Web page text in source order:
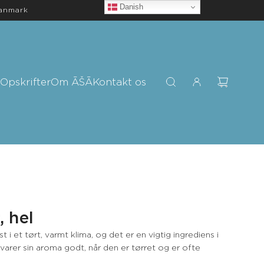
OpskrifterOm ĀŠĀ Kontakt os
hel
i et tørt, varmt klima, og det er en vigtig ingrediens i
sin aroma godt, når den er tørret og er ofte
Danish